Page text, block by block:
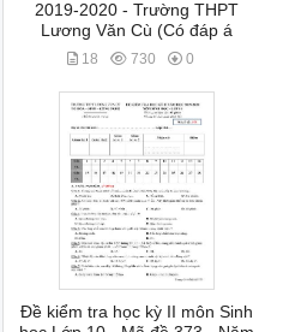
2019-2020 - Trường THPT
Lương Văn Cù (Có đáp á
18 730 0
Đề kiểm tra học kỳ II môn Sinh